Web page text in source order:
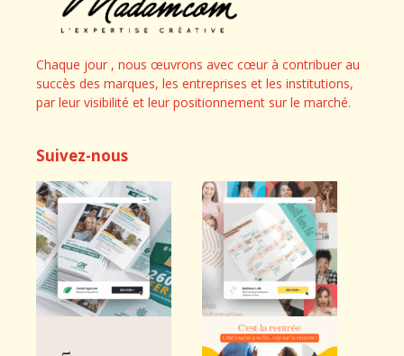
Chaque jour , nous œuvrons avec cœur à contribuer au
succès des marques, les entreprises et les institutions,
par leur visibilité et leur positionnement sur le marché.
Suivez-nous